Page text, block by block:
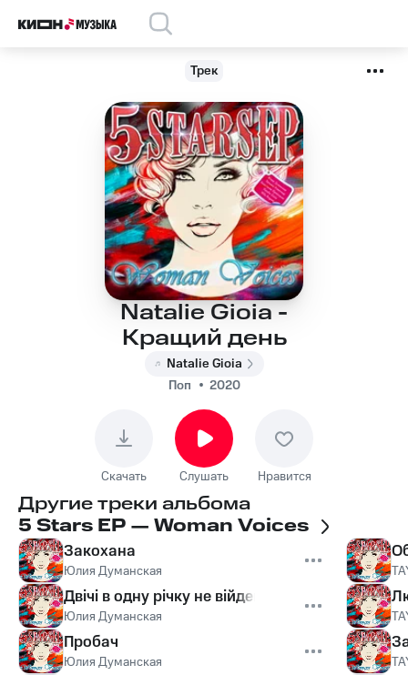
Трек
Natalie Gioia -
Кращий день
Natalie Gioia
Поп
2020
Скачать Слушать Нравится
Другие треки альбома
5 Stars EP — Woman Voices
Закохана
Юлия Думанская
Двiчi в одну рiчку не вiйдеш
Юлия Думанская
Пробач
Юлия Думанская